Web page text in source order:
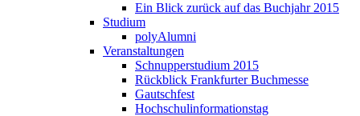
Ein Blick zurück auf das Buchjahr 2015
Studium
polyAlumni
Veranstaltungen
Schnupperstudium 2015
Rückblick Frankfurter Buchmesse
Gautschfest
Hochschulinformationstag